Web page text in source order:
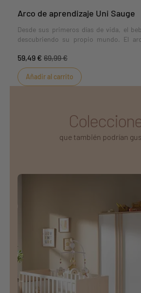
Arco de aprendizaje Uni Sauge
Desde sus primeros días de vida, el
descubriendo su propio mundo. El
hacer nuevos descubrimientos.
59,49 € 69,99 €
Añadir al carrito
que también podrían